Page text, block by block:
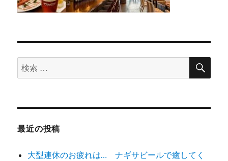
検
索
象:
検
最近の投稿
大型連休のお疲れは… ナギサビールで癒してく